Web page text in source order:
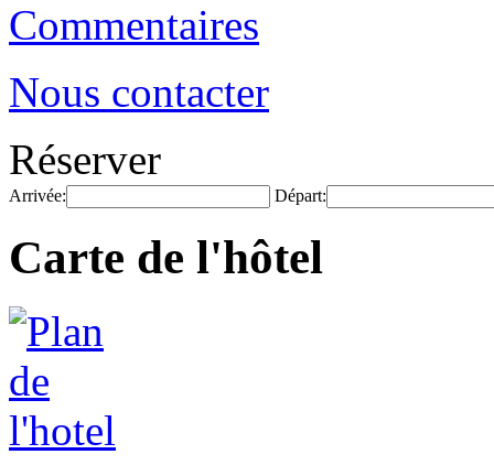
Commentaires
Nous contacter
Réserver
Arrivée: Départ:
Carte de l'hôtel